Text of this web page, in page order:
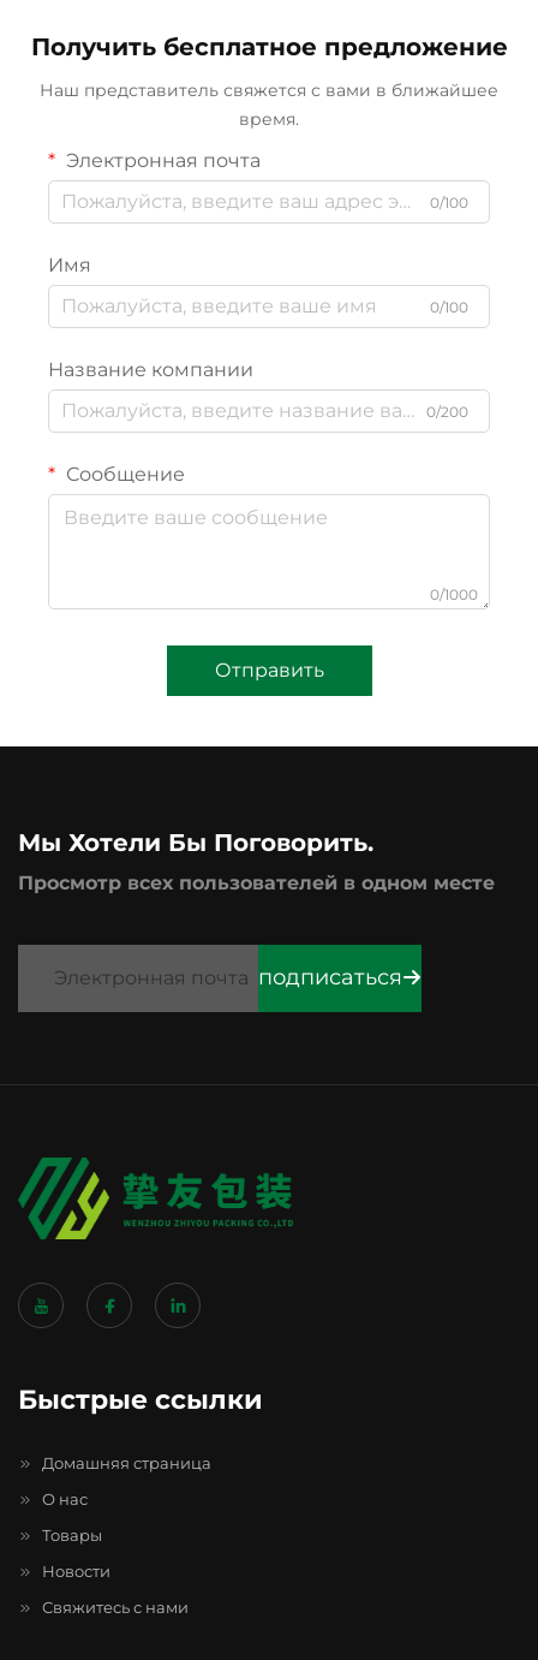
Получить бесплатное предложение
Наш представитель свяжется с вами в ближайшее
время.
Электронная почта
0/100
Имя
0/100
Название компании
0/200
Сообщение
0/1000
Отправить
Мы Хотели Бы Поговорить.
Просмотр всех пользователей в одном месте
подписаться
Быстрые ссылки
Домашняя страница
О нас
Товары
Новости
Свяжитесь с нами